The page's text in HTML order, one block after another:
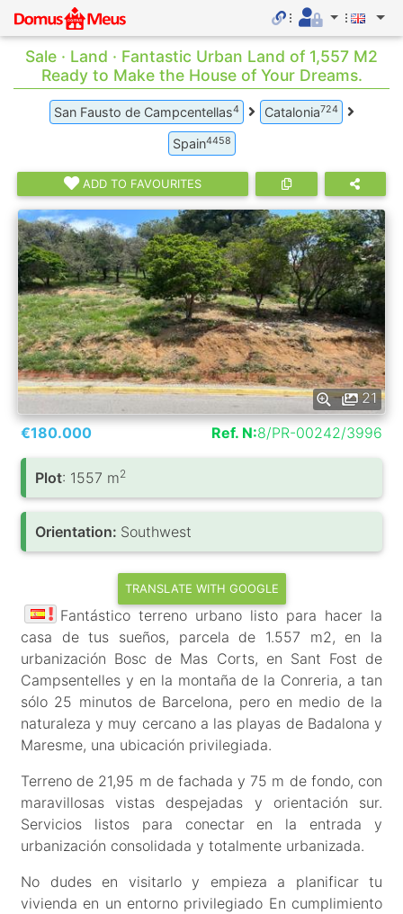
Sale · Land · Fantastic Urban Land of 1,557 M2
Ready to Make the House of Your Dreams.
San Fausto de Campcentellas4 Catalonia724
Spain4458
ADD TO FAVOURITES
21
€180.000
Ref. N:8/PR-00242/3996
Plot: 1557 m2
Orientation: Southwest
TRANSLATE WITH GOOGLE
Fantástico terreno urbano listo para hacer la
casa de tus sueños, parcela de 1.557 m2, en la
urbanización Bosc de Mas Corts, en Sant Fost de
Campsentelles y en la montaña de la Conreria, a tan
sólo 25 minutos de Barcelona, pero en medio de la
naturaleza y muy cercano a las playas de Badalona y
Maresme, una ubicación privilegiada.
Terreno de 21,95 m de fachada y 75 m de fondo, con
maravillosas vistas despejadas y orientación sur.
Servicios listos para conectar en la entrada y
urbanización consolidada y totalmente urbanizada.
No dudes en visitarlo y empieza a planificar tu
vivienda en un entorno privilegiado En cumplimiento